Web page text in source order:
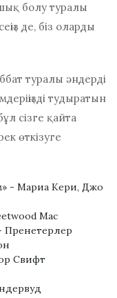
болу туралы
де, біз оларды
туралы әндерді
тудыратын
сізге қайта
өткізуге
- Мариа Кери, Джо
Mac
Пренетерлер
Свифт